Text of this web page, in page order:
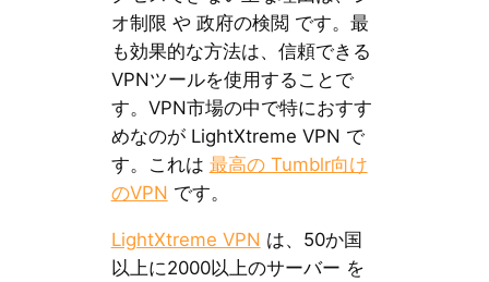
オ制限 や 政府の検閲 です。最
も効果的な方法は、信頼できる
VPNツールを使用することで
す。VPN市場の中で特におすす
めなのが LightXtreme VPN で
す。これは 最高の Tumblr向け
のVPN です。
LightXtreme VPN は、50か国
以上に2000以上のサーバー を